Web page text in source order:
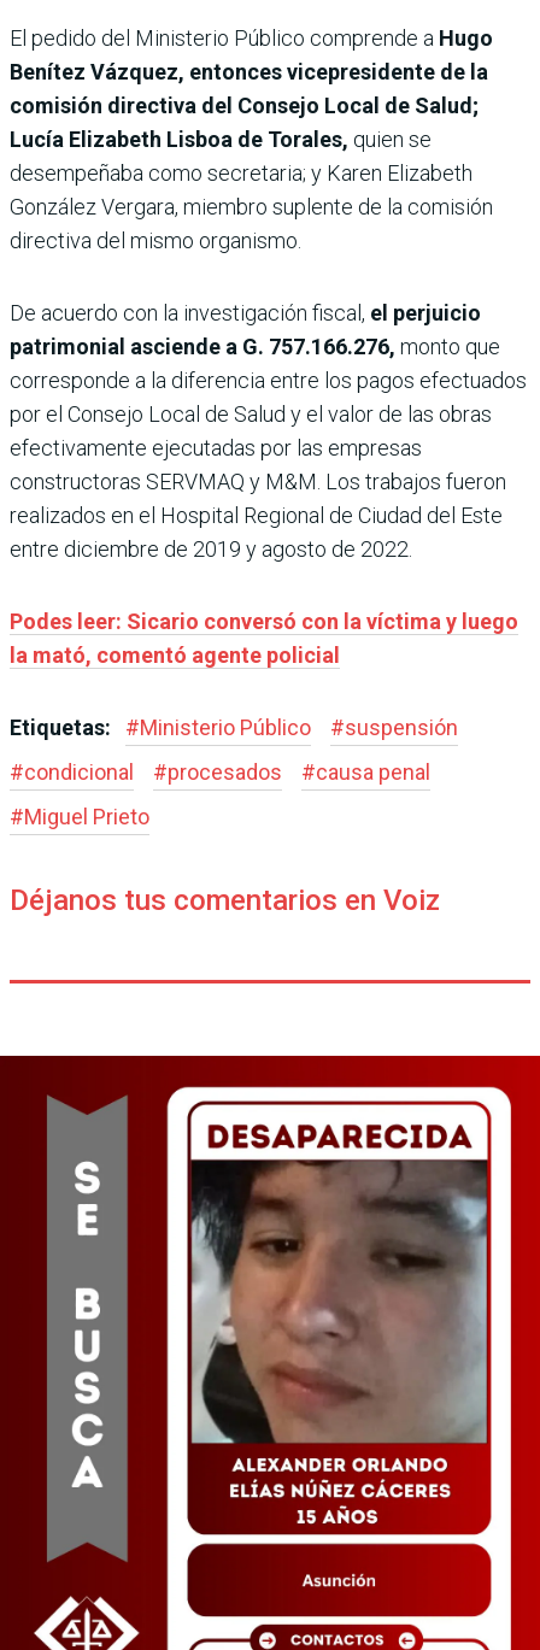
El pedido del Ministerio Público comprende a Hugo
Benítez Vázquez, entonces vicepresidente de la
comisión directiva del Consejo Local de Salud;
Lucía Elizabeth Lisboa de Torales, quien se
desempeñaba como secretaria; y Karen Elizabeth
González Vergara, miembro suplente de la comisión
directiva del mismo organismo.
De acuerdo con la investigación fiscal, el perjuicio
patrimonial asciende a G. 757.166.276, monto que
corresponde a la diferencia entre los pagos efectuados
por el Consejo Local de Salud y el valor de las obras
efectivamente ejecutadas por las empresas
constructoras SERVMAQ y M&M. Los trabajos fueron
realizados en el Hospital Regional de Ciudad del Este
entre diciembre de 2019 y agosto de 2022.
Podes leer: Sicario conversó con la víctima y luego
la mató, comentó agente policial
Etiquetas: #Ministerio Público #suspensión
#condicional #procesados #causa penal
#Miguel Prieto
Déjanos tus comentarios en Voiz